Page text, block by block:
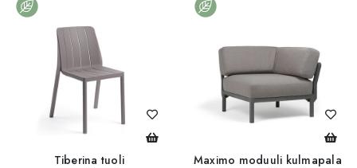
Tiberina tuoli
Maximo moduuli kulmapala